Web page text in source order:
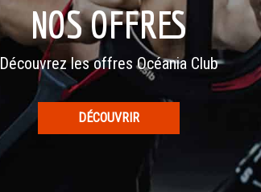
NOS OFFRES
Découvrez les offres Océania Club
DÉCOUVRIR